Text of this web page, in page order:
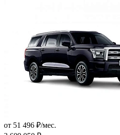
от 51 496 ₽/мес.